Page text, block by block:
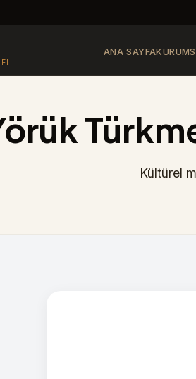
ANA SAYFA
Kültürel